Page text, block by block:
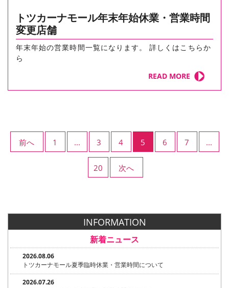
トツカーナモール年末年始休業・営業時間
変更店舗
年末年始の営業時間一覧になります。 詳しくはこちらか
ら
READ MORE
前へ 1 ... 3 4 5 6 7 ...
20 次へ
INFORMATION
新着ニュース
2026.08.06
トツカーナモール夏季臨時休業・営業時間について
2026.07.26